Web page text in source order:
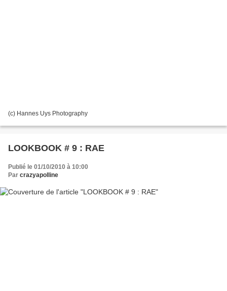
(c) Hannes Uys Photography
LOOKBOOK # 9 : RAE
Publié le 01/10/2010 à 10:00
Par crazyapolline